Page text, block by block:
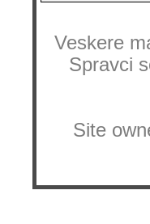
Veskere
Spravci
Site